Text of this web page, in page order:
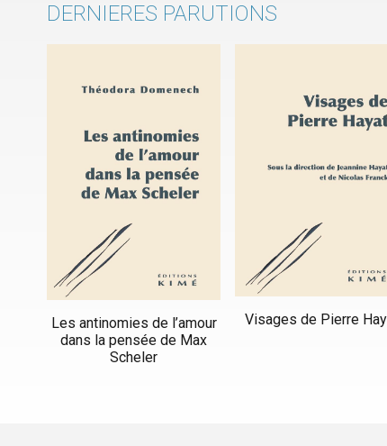
DERNIERES PARUTIONS
Les antinomies de l’amour
dans la pensée de Max
Scheler
Visages de Pierre